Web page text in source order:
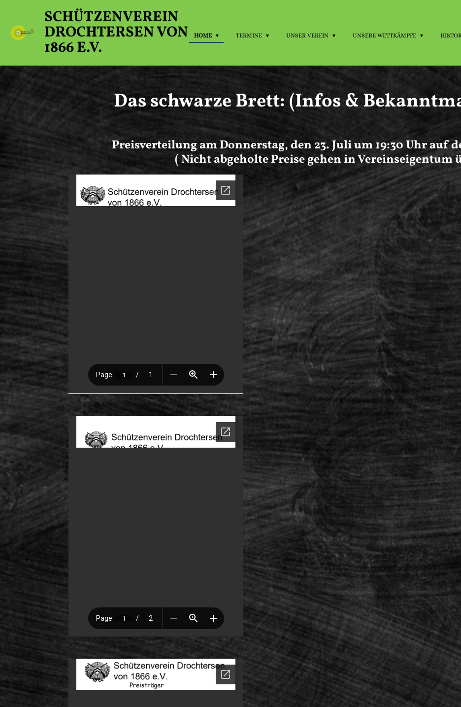
springen
SCHÜTZENVEREIN
DROCHTERSEN VON
1866 E.V.
HOME TERMINE UNSER VEREIN UNSERE WETTKÄMPFE
Das schwarze Brett: (Infos &
Preisverteilung am Donnerstag, den 23. Juli um 19:30 Uhr auf
( Nicht abgeholte Preise gehen in Vereinseigentum